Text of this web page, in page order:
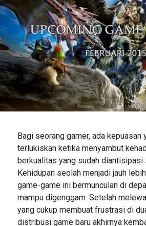
Bagi seorang gamer, ada kepuasan
terlukiskan ketika menyambut
berkualitas yang sudah diantisipasi
Kehidupan seolah menjadi jauh
game-game ini bermunculan di
mampu digenggam. Setelah
yang cukup membuat frustrasi di
distribusi game baru akhirnya